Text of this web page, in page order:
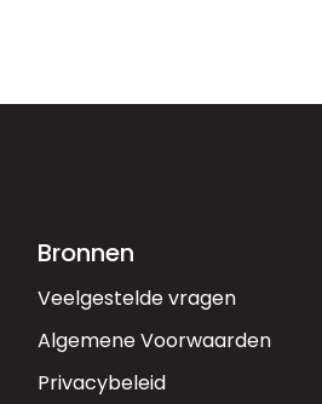
Bronnen
Veelgestelde vragen
Algemene Voorwaarden
Privacybeleid